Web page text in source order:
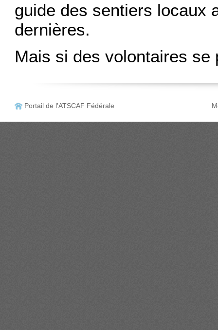
guide des sentiers locaux
dernières.
Mais si des volontaires
Portail de l'ATSCAF Fédérale